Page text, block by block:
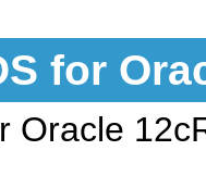
for
Oracle